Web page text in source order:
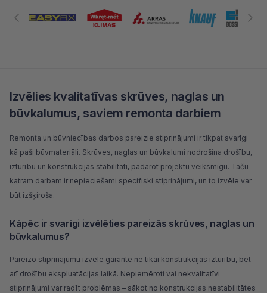
Izvēlies kvalitatīvas skrūves, naglas un
būvkalumus, saviem remonta darbiem
Remonta un būvniecības darbos pareizie stiprinājumi ir tikpat svarīgi
kā paši būvmateriāli. Skrūves, naglas un būvkalumi nodrošina drošību,
izturību un konstrukcijas stabilitāti, padarot projektu veiksmīgu. Taču
katram darbam ir nepieciešami specifiski stiprinājumi, un to izvēle var
būt izšķiroša.
Kāpēc ir svarīgi izvēlēties pareizās skrūves, naglas un
būvkalumus?
Pareizo stiprinājumu izvēle garantē ne tikai konstrukcijas izturību, bet
arī drošību ekspluatācijas laikā. Nepiemēroti vai nekvalitatīvi
stiprinājumi var radīt problēmas – sākot no konstrukcijas nestabilitātes